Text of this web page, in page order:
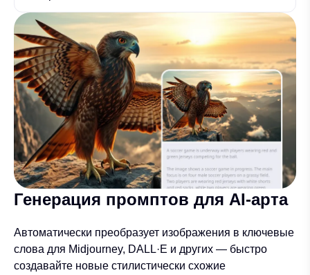
Генерация промптов для AI-арта
Автоматически преобразует изображения в ключевые
слова для Midjourney, DALL·E и других — быстро
создавайте новые стилистически схожие